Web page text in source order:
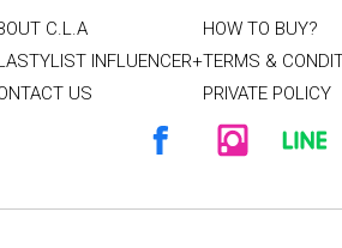
C.L.A
INFLUENCER+
US
HOW TO BUY?
TERMS &
PRIVATE POLICY